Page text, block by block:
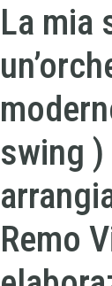
La mia
swing
Remo